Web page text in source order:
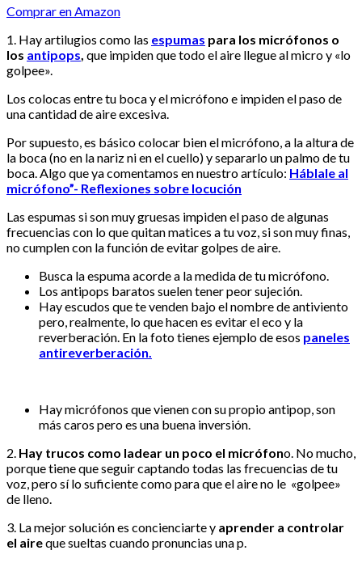
Comprar en Amazon
1. Hay artilugios como las espumas para los micrófonos o
los antipops, que impiden que todo el aire llegue al micro y «lo
golpee».
Los colocas entre tu boca y el micrófono e impiden el paso de
una cantidad de aire excesiva.
Por supuesto, es básico colocar bien el micrófono, a la altura de
la boca (no en la nariz ni en el cuello) y separarlo un palmo de tu
boca. Algo que ya comentamos en nuestro artículo: Háblale al
micrófono”- Reflexiones sobre locución
Las espumas si son muy gruesas impiden el paso de algunas
frecuencias con lo que quitan matices a tu voz, si son muy finas,
no cumplen con la función de evitar golpes de aire.
Busca la espuma acorde a la medida de tu micrófono.
Los antipops baratos suelen tener peor sujeción.
Hay escudos que te venden bajo el nombre de antiviento
pero, realmente, lo que hacen es evitar el eco y la
reverberación. En la foto tienes ejemplo de esos paneles
antireverberación.
Hay micrófonos que vienen con su propio antipop, son
más caros pero es una buena inversión.
2. Hay trucos como ladear un poco el micrófono. No mucho,
porque tiene que seguir captando todas las frecuencias de tu
voz, pero sí lo suficiente como para que el aire no le «golpee»
de lleno.
3. La mejor solución es concienciarte y aprender a controlar
el aireque sueltas cuando pronuncias una p.